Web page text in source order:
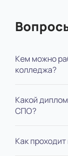
Кем можно
колледжа?
Младшие
сможете
Какой
СПО?
Диплом
Как